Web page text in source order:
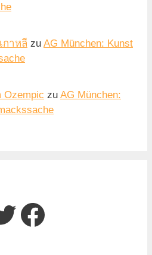
กาหลี zu AG München: Kunst
zu AG München:
Facebook